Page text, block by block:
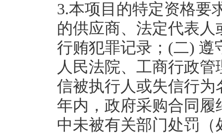
3.本项目的特定资格要
的供应商、法定代表
行贿犯罪记录；(二) 遵
人民法院、工商行政
信被执行人或失信行
年内，政府采购合同
中未被有关部门处罚（